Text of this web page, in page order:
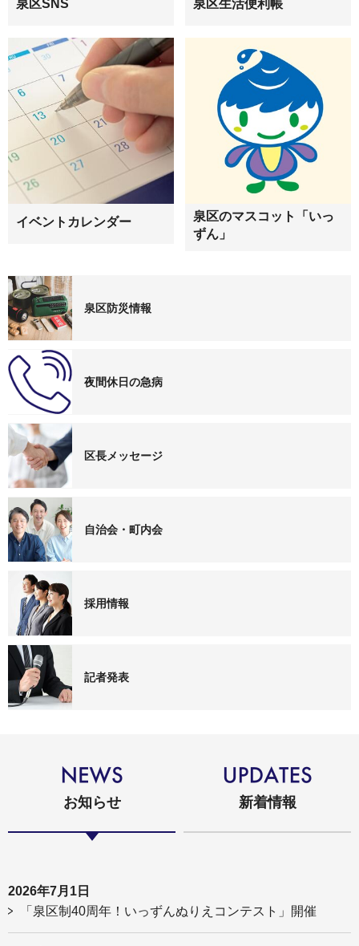
泉区SNS 泉区生活便利帳
イベントカレンダー
泉区のマスコット「いっ
ずん」
泉区防災情報
夜間休日の急病
区長メッセージ
自治会・町内会
採用情報
記者発表
お知らせ
2026年7月1日
「泉区制40周年！いっずんぬりえコンテスト」開催
新着情報